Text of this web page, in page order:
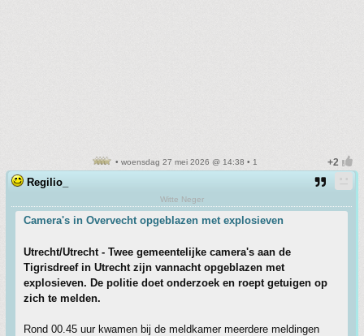
• woensdag 27 mei 2026 @ 14:38 • 1
Regilio_
Witte Neger
Camera's in Overvecht opgeblazen met explosieven
Utrecht/Utrecht - Twee gemeentelijke camera's aan de
Tigrisdreef in Utrecht zijn vannacht opgeblazen met
explosieven. De politie doet onderzoek en roept getuigen op
zich te melden.
Rond 00.45 uur kwamen bij de meldkamer meerdere meldingen